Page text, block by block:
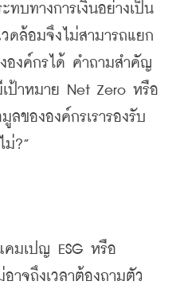
บทางการเงินอย่างเป็น
ดล้อมจึงไม่สามารถแยก
องค์กรได้ คำถามสำคัญ
เป้าหมาย Net Zero หรือ
ลขององค์กรเรารองรับ
ม่?”
เปญ ESG หรือ
าจถึงเวลาต้องถามตัว